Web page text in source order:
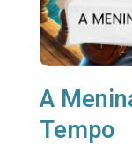
A
Tempo